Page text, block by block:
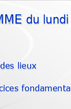
du
lieux